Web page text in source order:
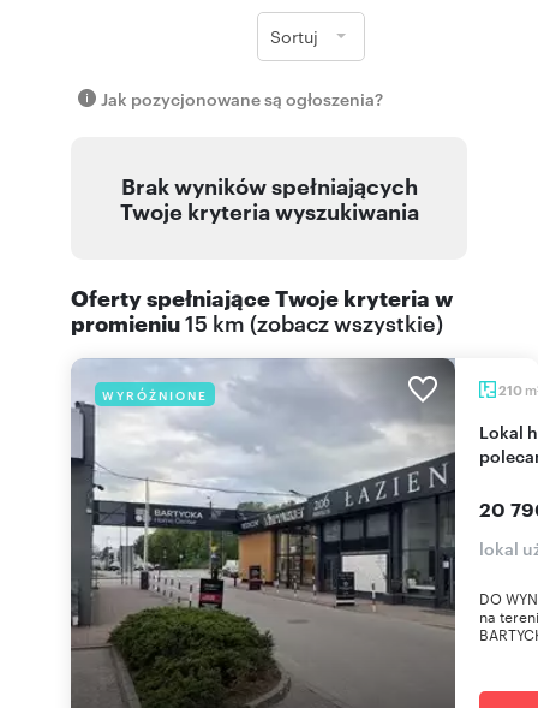
Sortuj
Jak pozycjonowane są ogłoszenia?
Brak wyników spełniających
Twoje kryteria wyszukiwania
Oferty spełniające Twoje kryteria w
promieniu15 km (zobacz wszystkie)
WYRÓŻNIONE 210 m
Lokal handlowo-usługowy 210 m² z parkingiem
20
lokal
DO
na